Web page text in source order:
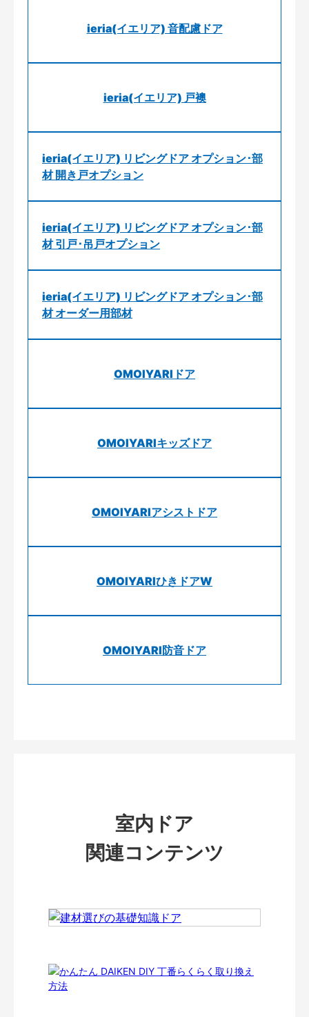
ieria(イエリア) 音配慮ドア
ieria(イエリア) 戸襖
ieria(イエリア) リビングドア オプション･部
材 開き戸オプション
ieria(イエリア) リビングドア オプション･部
材 引戸･吊戸オプション
ieria(イエリア) リビングドア オプション･部
材 オーダー用部材
OMOIYARIドア
OMOIYARIキッズドア
OMOIYARIアシストドア
OMOIYARIひきドアW
OMOIYARI防音ドア
室内ドア
関連コンテンツ